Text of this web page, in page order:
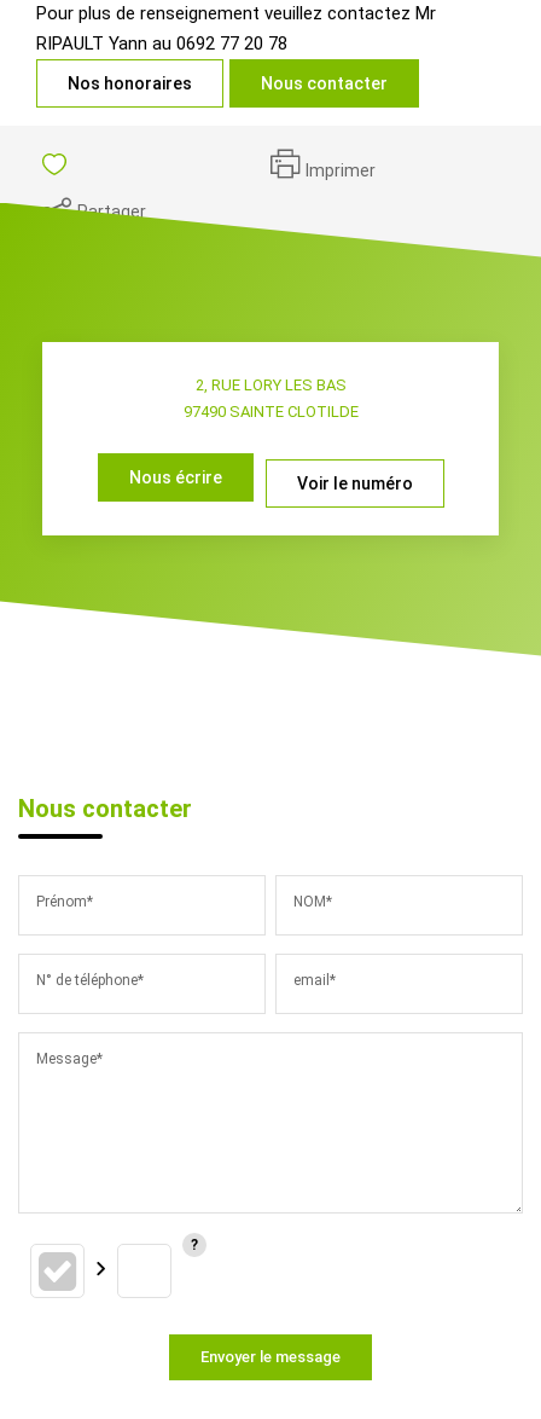
Pour plus de renseignement veuillez contactez Mr
RIPAULT Yann au 0692 77 20 78
Nos honoraires Nous contacter
Imprimer
Partager
2, RUE LORY LES BAS
97490 SAINTE CLOTILDE
Nous écrire Voir le numéro
Nous contacter
Prénom* NOM*
N° de téléphone* email*
Message*
Envoyer le message